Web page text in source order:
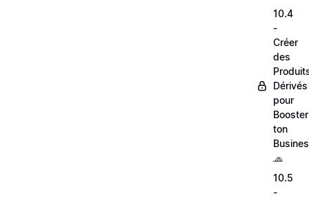
10.4
-
Créer
des
Dérivés
pour
Booster
ton
🧢
10.5
-